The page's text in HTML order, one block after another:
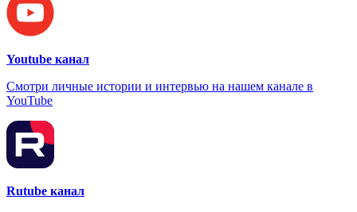
Youtube канал
Смотри личные истории и интервью на нашем канале в
YouTube
Rutube канал